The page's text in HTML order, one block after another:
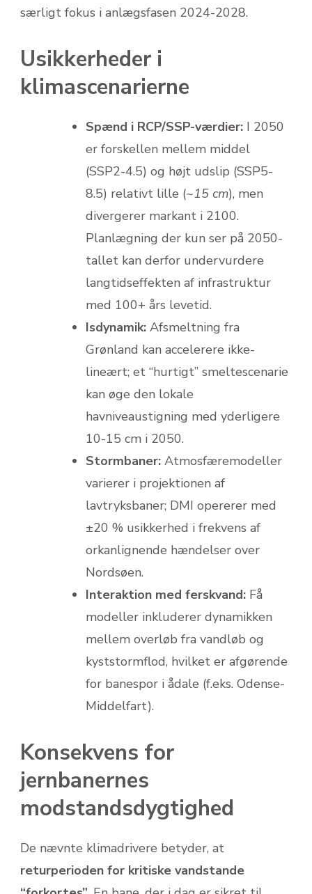
særligt fokus i anlægsfasen 2024-2028.
Usikkerheder i
klimascenarierne
Spænd i RCP/SSP-værdier: I 2050
er forskellen mellem middel
(SSP2-4.5) og højt uds­lip (SSP5-
8.5) relativt lille (~15 cm), men
divergerer markant i 2100.
Planlægning der kun ser på 2050-
tallet kan derfor undervurdere
langtidseffekten af infrastruktur
med 100+ års levetid.
Isdynamik: Afsmeltning fra
Grønland kan accelerere ikke-
lineært; et “hurtigt” smeltescenarie
kan øge den lokale
havniveaustigning med yderligere
10-15 cm i 2050.
Stormbaner: Atmosfæremodeller
varierer i projektionen af
lavtryksbaner; DMI opererer med
±20 % usikker­hed i frekvens af
orkanlignende hændelser over
Nordsøen.
Interaktion med ferskvand: Få
modeller inkluderer dynamikken
mellem overløb fra vandløb og
kyststormflod, hvilket er afgørende
for banespor i ådale (f.eks. Odense-
Middelfart).
Konsekvens for
jernbanernes
modstandsdygtighed
De nævnte klimadrivere betyder, at
returperioden for kritiske vandstande